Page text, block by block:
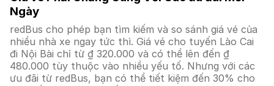
Ngày
redBus cho phép bạn tìm kiếm và so sánh giá vé của
nhiều nhà xe ngay tức thì. Giá vé cho tuyến Lào Cai
đi Nội Bài chỉ từ ₫ 320.000 và có thể lên đến ₫
480.000 tùy thuộc vào nhiều yếu tố. Nhưng với các
ưu đãi từ redBus, bạn có thể tiết kiệm đến 30% cho